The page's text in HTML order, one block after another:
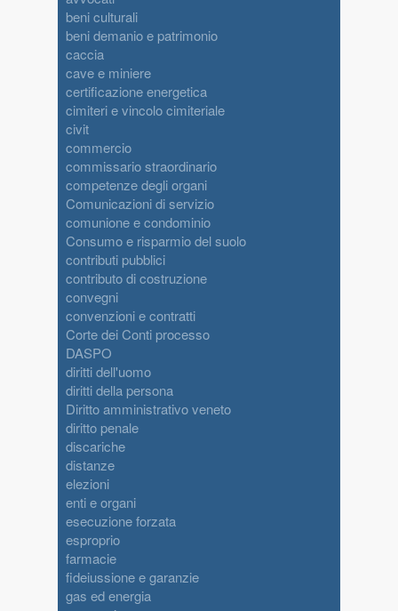
beni culturali
beni demanio e patrimonio
caccia
cave e miniere
certificazione energetica
cimiteri e vincolo cimiteriale
civit
commercio
commissario straordinario
competenze degli organi
Comunicazioni di servizio
comunione e condominio
Consumo e risparmio del suolo
contributi pubblici
contributo di costruzione
convegni
convenzioni e contratti
Corte dei Conti processo
DASPO
diritti dell'uomo
diritti della persona
Diritto amministrativo veneto
diritto penale
discariche
distanze
elezioni
enti e organi
esecuzione forzata
esproprio
farmacie
fideiussione e garanzie
gas ed energia